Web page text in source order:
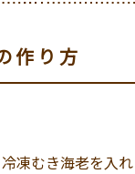
作り方
凍むき海老を入